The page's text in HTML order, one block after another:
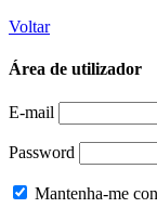
Voltar
Área de utilizador
E-mail
Password
Mantenha-me